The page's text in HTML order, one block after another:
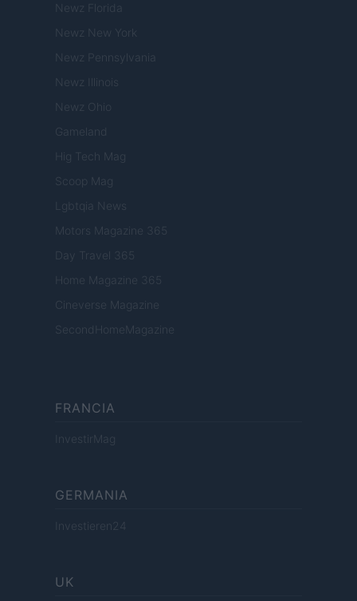
Newz Florida
Newz New York
Newz Pennsylvania
Newz Illinois
Newz Ohio
Gameland
Hig Tech Mag
Scoop Mag
Lgbtqia News
Motors Magazine 365
Day Travel 365
Home Magazine 365
Cineverse Magazine
SecondHomeMagazine
FRANCIA
InvestirMag
GERMANIA
Investieren24
UK